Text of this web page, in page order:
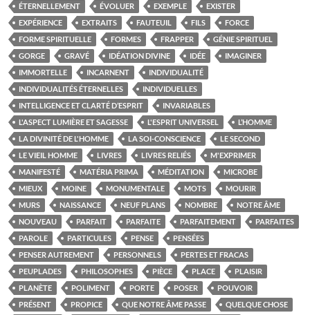
ÉTERNELLEMENT
ÉVOLUER EXEMPLE
EXISTER
EXPÉRIENCE
EXTRAITS FAUTEUIL FILS
FORCE
FORME SPIRITUELLE
FORMES FRAPPER
GÉNIE SPIRITUEL
GORGE
GRAVÉ IDÉATION DIVINE IDÉE
IMAGINER
IMMORTELLE
INCARNENT
INDIVIDUALITÉ
INDIVIDUALITÉS ÉTERNELLES
INDIVIDUELLES
INTELLIGENCE ET CLARTÉ D’ESPRIT
INVARIABLES
L'ASPECT LUMIÈRE ET SAGESSE
L'ESPRIT UNIVERSEL
L’HOMME
LA DIVINITÉ DE L'HOMME
LA SOI-CONSCIENCE
LE SECOND
LE VIEIL HOMME
LIVRES LIVRES RELIÉS
M'EXPRIMER
MANIFESTÉ
MATÉRIA PRIMA MÉDITATION
MICROBE
MIEUX
MOINE MONUMENTALE MOTS
MOURIR
MURS
NAISSANCE NEUF PLANS NOMBRE
NOTRE ÂME
NOUVEAU
PARFAIT PARFAITE PARFAITEMENT
PARFAITES
PAROLE
PARTICULES PENSE
PENSÉES
PENSER AUTREMENT
PERSONNELS
PERTES ET FRACAS
PEUPLADES
PHILOSOPHES PIÈCE PLACE
PLAISIR
PLANÈTE
POLIMENT PORTE POSER
POUVOIR
PRÉSENT
PROPICE QUE NOTRE ÂME PASSE
QUELQUE CHOSE